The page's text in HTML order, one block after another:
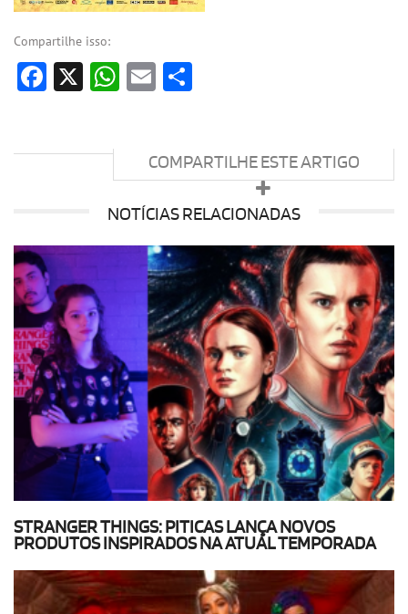
Compartilhe isso:
Facebook
X WhatsApp
Email
COMPARTILHE ESTE ARTIGO
NOTÍCIAS RELACIONADAS
STRANGER THINGS: PITICAS LANÇA NOVOS
PRODUTOS INSPIRADOS NA ATUAL TEMPORADA